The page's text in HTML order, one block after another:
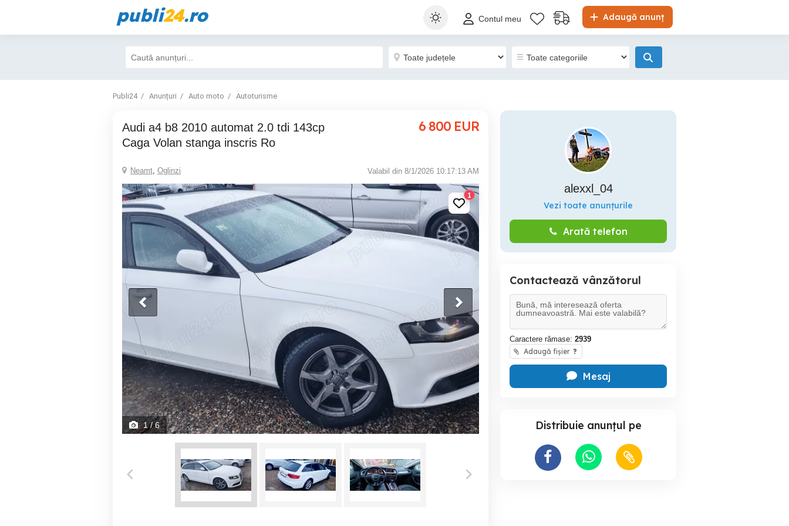
publi24.ro Adaugă anunț
Contul meu
Publi24 Anunțuri Auto moto Autoturisme
Audi a4 b8 2010 automat 2.0 tdi 143cp
Caga Volan stanga inscris Ro
6 800 EUR
Neamt, Oglinzi Valabil din 8/1/2026 10:17:13 AM
1
1/ 6
alexxl_04
Vezi toate anunțurile
Arată telefon
Contactează vânzătorul
Caractere rămase: 2939
Adaugă fișier ?
Mesaj
Distribuie anunțul pe